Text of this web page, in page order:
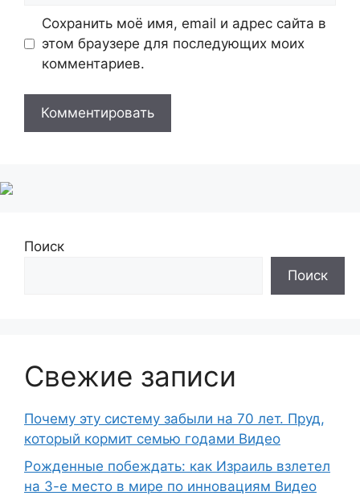
Сохранить моё имя, email и адрес сайта в
этом браузере для последующих моих
комментариев.
Поиск
Поиск
Свежие записи
Почему эту систему забыли на 70 лет. Пруд,
который кормит семью годами Видео
Рожденные побеждать: как Израиль взлетел
на 3-е место в мире по инновациям Видео